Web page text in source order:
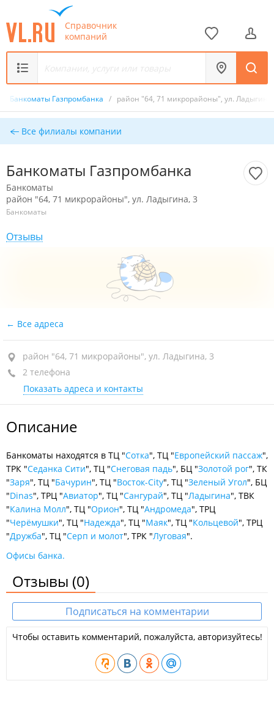
Справочник
компаний
Банкоматы Газпромбанка / район "64, 71 микрорайоны", ул.
Все филиалы компании
Банкоматы Газпромбанка
Банкоматы
район "64, 71 микрорайоны", ул. Ладыгина, 3
Банкоматы
Отзывы
Все адреса
район "64, 71 микрорайоны", ул. Ладыгина, 3
2 телефона
Показать адреса и контакты
Описание
Банкоматы находятся в ТЦ "Сотка", ТЦ "Европейский пассаж",
ТРК "Седанка Сити", ТЦ "Снеговая падь", БЦ "Золотой рог", ТК
"Заря", ТЦ "Бачурин", ТЦ "Восток-City", ТЦ "Зеленый Угол", БЦ
"Dinas", ТРЦ "Авиатор", ТЦ "Сангурай", ТЦ "Ладыгина", ТВК
"Калина Молл", ТЦ "Орион", ТЦ "Андромеда", ТРЦ
"Черёмушки", ТЦ "Надежда", ТЦ "Маяк", ТЦ "Кольцевой", ТРЦ
"Дружба", ТЦ "Серп и молот", ТРК "Луговая".
Офисы банка.
Отзывы (0)
Подписаться на комментарии
Чтобы оставить комментарий, пожалуйста, авторизуйтесь!